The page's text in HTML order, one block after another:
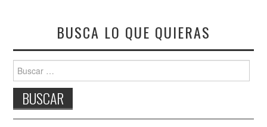
BUSCA LO QUE QUIERAS
Buscar: